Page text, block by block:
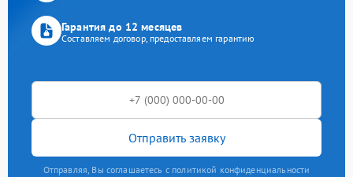
Гарантия до 12 месяцев
Составляем договор, предоставляем гарантию
Отправить заявку
Отправляя, Вы соглашаетесь с политикой конфиденциальности